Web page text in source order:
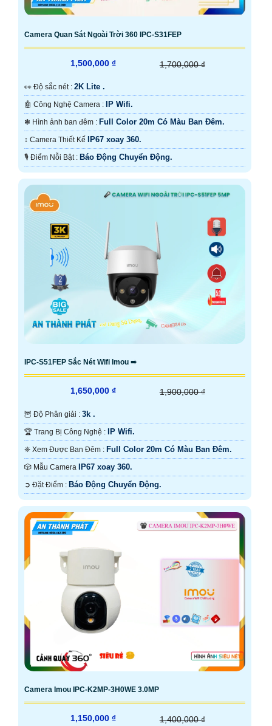
Camera Quan Sát Ngoài Trời 360 IPC-S31FEP
1,500,000 ₫ 1,700,000 ₫
️👀 Độ sắc nét : 2K Lite .
🤖️ Công Nghệ Camera : IP Wifi.
❃ Hình ảnh ban đêm : Full Color 20m Có Màu Ban Ðêm.
↕️ Camera Thiết Kế IP67 xoay 360.
️🎙 Điểm Nỗi Bật : Báo Động Chuyển Động.
IPC-S51FEP Sắc Nét Wifi Imou ➠
1,650,000 ₫ 1,900,000 ₫
🦉 Độ Phân giải : 3k .
🏆 Trang Bị Công Nghệ : IP Wifi.
❈ Xem Được Ban Đêm : Full Color 20m Có Màu Ban Ðêm.
🎲 Mẫu Camera IP67 xoay 360.
️➲ Đặt Điểm : Báo Động Chuyển Động.
Camera Imou IPC-K2MP-3H0WE 3.0MP
1,150,000 ₫ 1,400,000 ₫